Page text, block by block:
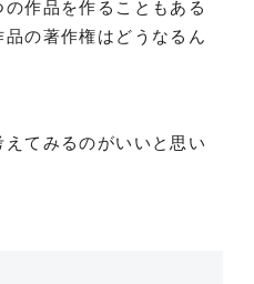
作品を作ることもある
の著作権はどうなるん
てみるのがいいと思い